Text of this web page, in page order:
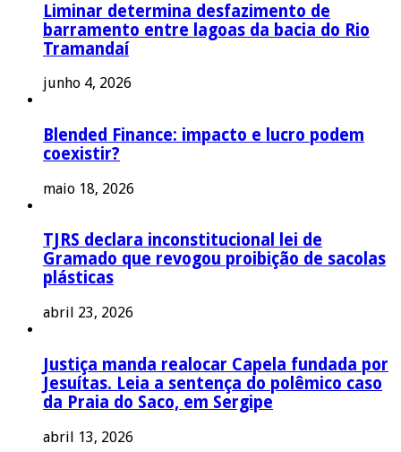
Liminar determina desfazimento de
barramento entre lagoas da bacia do Rio
Tramandaí
junho 4, 2026
Blended Finance: impacto e lucro podem
coexistir?
maio 18, 2026
TJRS declara inconstitucional lei de
Gramado que revogou proibição de sacolas
plásticas
abril 23, 2026
Justiça manda realocar Capela fundada por
Jesuítas. Leia a sentença do polêmico caso
da Praia do Saco, em Sergipe
abril 13, 2026